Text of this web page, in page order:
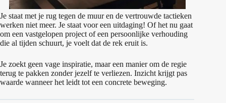
Je staat met je rug tegen de muur en de vertrouwde tactieken
werken niet meer. Je staat voor een uitdaging! Of het nu gaat
om een vastgelopen project of een persoonlijke verhouding
die al tijden schuurt, je voelt dat de rek eruit is.
Je zoekt geen vage inspiratie, maar een manier om de regie
terug te pakken zonder jezelf te verliezen. Inzicht krijgt pas
waarde wanneer het leidt tot een concrete beweging.